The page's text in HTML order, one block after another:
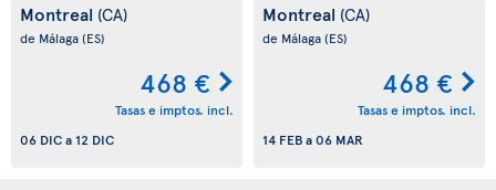
Montreal (CA)
de Málaga(ES)
468 €
Tasas e imptos. incl.
06 DICa 12 DIC
Montreal (CA)
de Málaga(ES)
468 €
Tasas e imptos. incl.
14 FEBa06 MAR